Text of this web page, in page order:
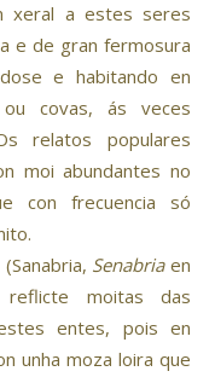
xeral a estes seres
e de gran fermosura
e habitando en
covas, ás veces
relatos populares
moi abundantes no
con frecuencia só
Senabriaen
moitas das
entes, pois en
unha moza loira que